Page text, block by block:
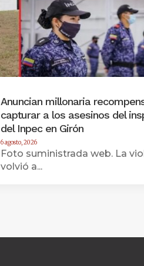
Anuncian millonaria
capturar a los asesinos del
del Inpec en Girón
6 agosto, 2026
Foto suministrada web. La
volvió a...